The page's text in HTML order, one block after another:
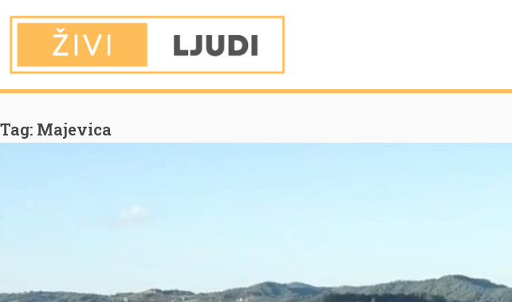
You are Here
Home
Majevica
Tag: Majevica